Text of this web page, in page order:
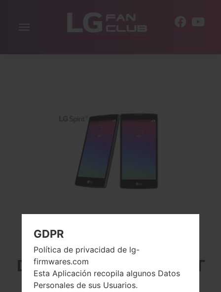
Alternar
LG H440V (LGH440V)
DE LA SERIE LG SPIRIT
GDPR
Política de privacidad de lg-
firmwares.com
Esta Aplicación recopila algunos Datos
Personales de sus Usuarios.